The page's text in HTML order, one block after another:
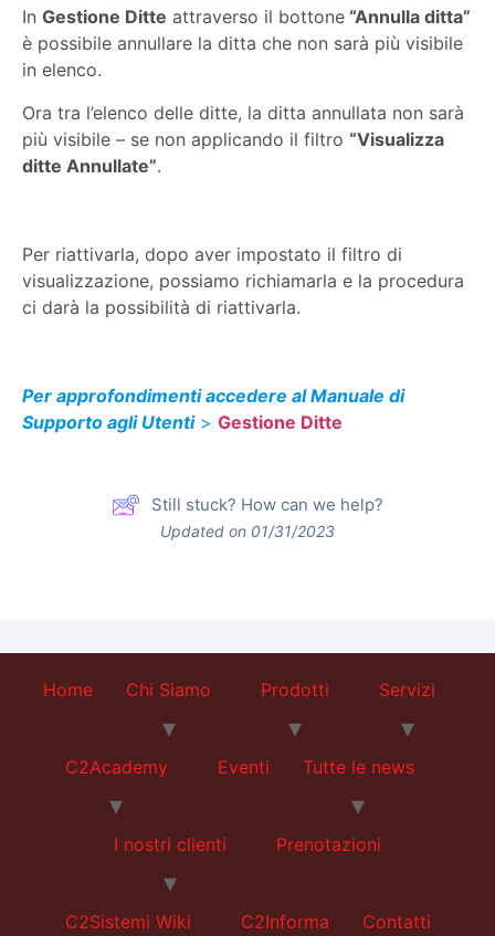
In Gestione Ditte attraverso il bottone “Annulla ditta”
è possibile annullare la ditta che non sarà più visibile
in elenco.
Ora tra l’elenco delle ditte, la ditta annullata non sarà
più visibile – se non applicando il filtro “Visualizza
ditte Annullate”.
Per riattivarla, dopo aver impostato il filtro di
visualizzazione, possiamo richiamarla e la procedura
ci darà la possibilità di riattivarla.
Per approfondimenti accedere al Manuale di
Supporto agli Utenti> Gestione Ditte
Still stuck? How can we help?
Updated on 01/31/2023
Home Chi Siamo Prodotti Servizi
C2Academy Eventi Tutte le news
I nostri clienti Prenotazioni
C2Sistemi Wiki C2Informa Contatti